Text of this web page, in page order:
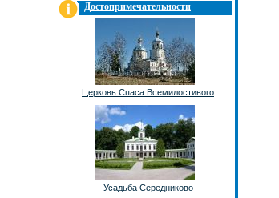
Достопримечательности
Церковь Спаса Всемилостивого
Усадьба Середниково